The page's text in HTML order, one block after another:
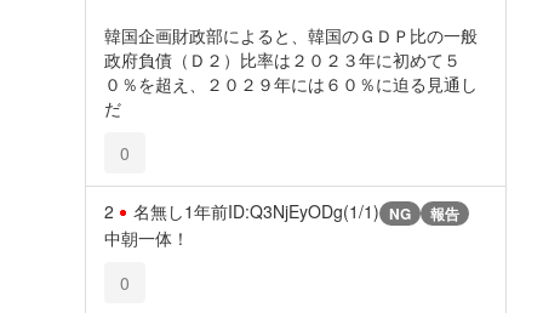
韓国企画財政部によると、韓国のＧＤＰ比の一般
政府負債（Ｄ２）比率は２０２３年に初めて５
０％を超え、２０２９年には６０％に迫る見通し
だ
0
2 名無し1年前ID:Q3NjEyODg(1/1) NG 報告
中朝一体！
0